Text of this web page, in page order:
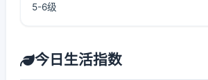
5-6级
今日生活指数